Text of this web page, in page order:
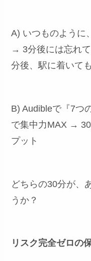
A) いつものように
→ 3分後には忘れ
分後、駅に着いて
B) Audibleで『7つ
で集中力MAX →
プット
どちらの30分が、
うか？
リスク完全ゼロの